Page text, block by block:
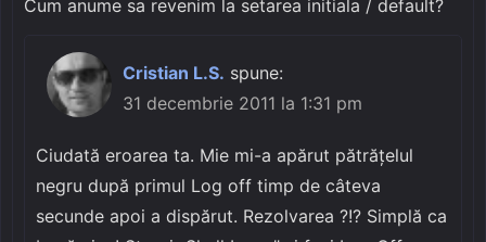
Cum anume sa revenim la setarea initiala / default?
Cristian L.S. spune:
31 decembrie 2011 la 1:31 pm
Ciudată eroarea ta. Mie mi-a apărut pătrățelul
negru după primul Log off timp de câteva
secunde apoi a dispărut. Rezolvarea ?!? Simplă ca